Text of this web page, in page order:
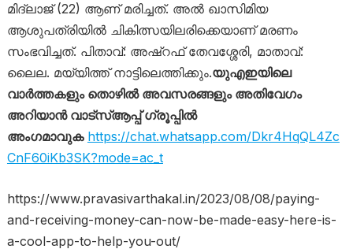
മിദ്‌ലാജ് (22) ആണ് മരിച്ചത്. അല്‍ ഖാസിമിയ
ആശുപത്രിയില്‍ ചികിത്സയിലരിക്കെയാണ് മരണം
സംഭവിച്ചത്. പിതാവ്: അഷ്‌റഫ് തേവശ്ശേരി, മാതാവ്:
ലൈല. മയ്യിത്ത് നാട്ടിലെത്തിക്കും.യുഎഇയിലെ
വാർത്തകളും തൊഴിൽ അവസരങ്ങളും അതിവേഗം
അറിയാൻ വാട്സ്ആപ്പ് ഗ്രൂപ്പിൽ
അംഗമാവുക https://chat.whatsapp.com/Dkr4HqQL4Zc
CnF60iKb3SK?mode=ac_t
https://www.pravasivarthakal.in/2023/08/08/paying-
and-receiving-money-can-now-be-made-easy-here-is-
a-cool-app-to-help-you-out/